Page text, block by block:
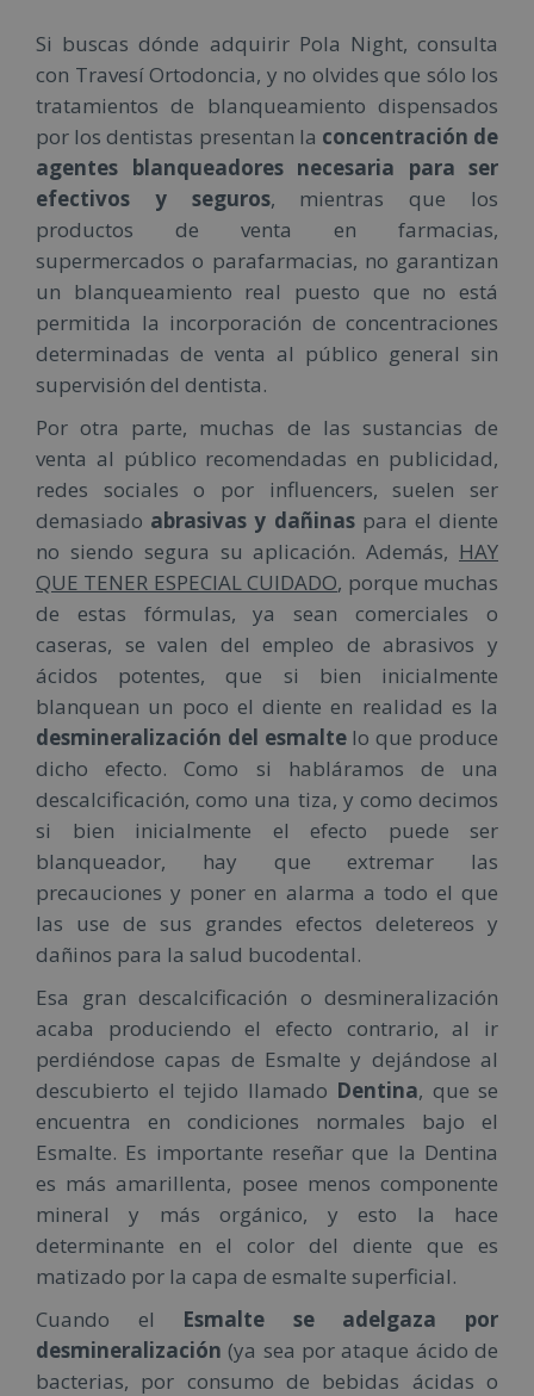
Si buscas dónde adquirir Pola Night, consulta
con Travesí Ortodoncia, y no olvides que sólo los
tratamientos de blanqueamiento dispensados
por los dentistas presentan la concentración de
agentes blanqueadores necesaria para ser
efectivos y seguros, mientras que los
productos de venta en farmacias,
supermercados o parafarmacias, no garantizan
un blanqueamiento real puesto que no está
permitida la incorporación de concentraciones
determinadas de venta al público general sin
supervisión del dentista.
Por otra parte, muchas de las sustancias de
venta al público recomendadas en publicidad,
redes sociales o por influencers, suelen ser
demasiado abrasivas y dañinaspara el diente
no siendo segura su aplicación. Además, HAY
QUE TENER ESPECIAL CUIDADO, porque muchas
de estas fórmulas, ya sean comerciales o
caseras, se valen del empleo de abrasivos y
ácidos potentes, que si bien inicialmente
blanquean un poco el diente en realidad es la
desmineralización del esmaltelo que produce
dicho efecto. Como si habláramos de una
descalcificación, como una tiza, y como decimos
si bien inicialmente el efecto puede ser
blanqueador, hay que extremar las
precauciones y poner en alarma a todo el que
las use de sus grandes efectos deletereos y
dañinos para la salud bucodental.
Esa gran descalcificación o desmineralización
acaba produciendo el efecto contrario, al ir
perdiéndose capas de Esmalte y dejándose al
descubierto el tejido llamado Dentina, que se
encuentra en condiciones normales bajo el
Esmalte. Es importante reseñar que la Dentina
es más amarillenta, posee menos componente
mineral y más orgánico, y esto la hace
determinante en el color del diente que es
matizado por la capa de esmalte superficial.
Cuando el Esmalte se adelgaza por
desmineralización (ya sea por ataque ácido de
bacterias, por consumo de bebidas ácidas o